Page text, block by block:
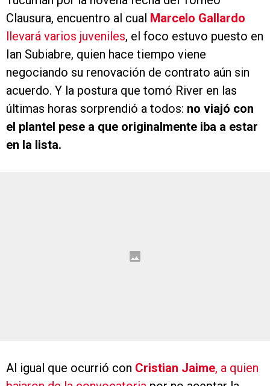
Clausura, encuentro al cual Marcelo Gallardo
llevará varios juveniles, el foco estuvo puesto en
Ian Subiabre, quien hace tiempo viene
negociando su renovación de contrato aún sin
acuerdo. Y la postura que tomó River en las
últimas horas sorprendió a todos: no viajó con
el plantel pese a que originalmente iba a estar
en la lista.
Al igual que ocurrió con Cristian Jaime, a quien